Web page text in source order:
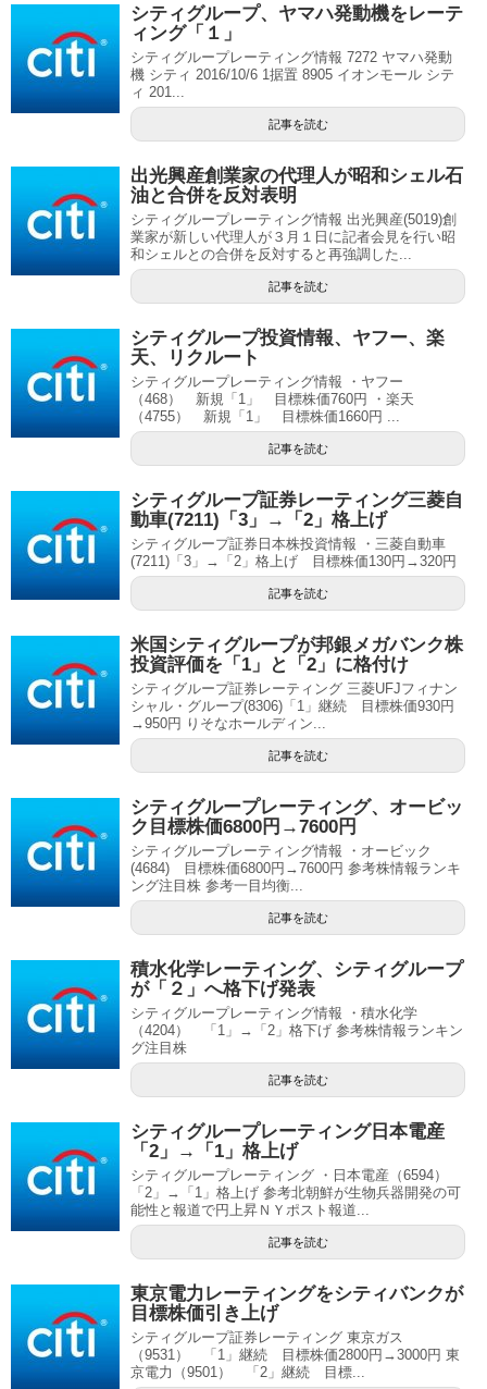
シティグループ、ヤマハ発動機をレーテ
ィング「１」
シティグループレーティング情報 7272 ヤマハ発動
機 シティ 2016/10/6 1据置 8905 イオンモール シテ
ィ 201...
記事を読む
出光興産創業家の代理人が昭和シェル石
油と合併を反対表明
シティグループレーティング情報 出光興産(5019)創
業家が新しい代理人が３月１日に記者会見を行い昭
和シェルとの合併を反対すると再強調した...
記事を読む
シティグループ投資情報、ヤフー、楽
天、リクルート
シティグループレーティング情報 ・ヤフー
（468） 新規「1」 目標株価760円 ・楽天
（4755） 新規「1」 目標株価1660円 ...
記事を読む
シティグループ証券レーティング三菱自
動車(7211)「3」→「2」格上げ
シティグループ証券日本株投資情報 ・三菱自動車
(7211)「3」→「2」格上げ 目標株価130円→320円
記事を読む
米国シティグループが邦銀メガバンク株
投資評価を「1」と「2」に格付け
シティグループ証券レーティング 三菱UFJフィナン
シャル・グループ(8306)「1」継続 目標株価930円
→950円 りそなホールディン...
記事を読む
シティグループレーティング、オービッ
ク目標株価6800円→7600円
シティグループレーティング情報 ・オービック
(4684) 目標株価6800円→7600円 参考株情報ランキ
ング注目株 参考一目均衡...
記事を読む
積水化学レーティング、シティグループ
が「２」へ格下げ発表
シティグループレーティング情報 ・積水化学
（4204） 「1」→「2」格下げ 参考株情報ランキン
グ注目株
記事を読む
シティグループレーティング日本電産
「2」→「1」格上げ
シティグループレーティング ・日本電産（6594）
「2」→「1」格上げ 参考北朝鮮が生物兵器開発の可
能性と報道で円上昇ＮＹポスト報道...
記事を読む
東京電力レーティングをシティバンクが
目標株価引き上げ
シティグループ証券レーティング 東京ガス
（9531） 「1」継続 目標株価2800円→3000円 東
京電力（9501） 「2」継続 目標...